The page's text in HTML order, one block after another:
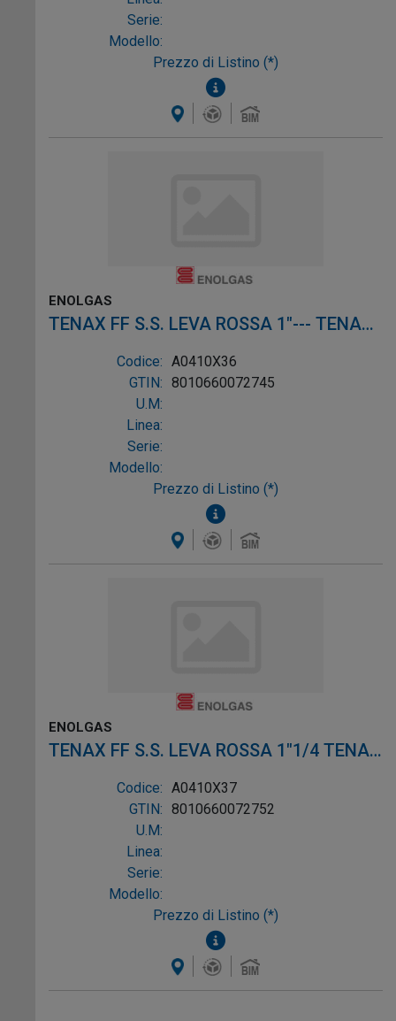
Serie:
Modello:
Prezzo di Listino (*)
ENOLGAS
TENAX FF S.S. LEVA ROSSA 1"--- TENAX
FF S.S. LEVA ROSSA 1"--
Codice: A0410X36
GTIN: 8010660072745
U.M:
Linea:
Serie:
Modello:
Prezzo di Listino (*)
ENOLGAS
TENAX FF S.S. LEVA ROSSA 1"1/4 TENAX
FF S.S. LEVA ROSSA 1"1/
Codice: A0410X37
GTIN: 8010660072752
U.M:
Linea:
Serie:
Modello:
Prezzo di Listino (*)